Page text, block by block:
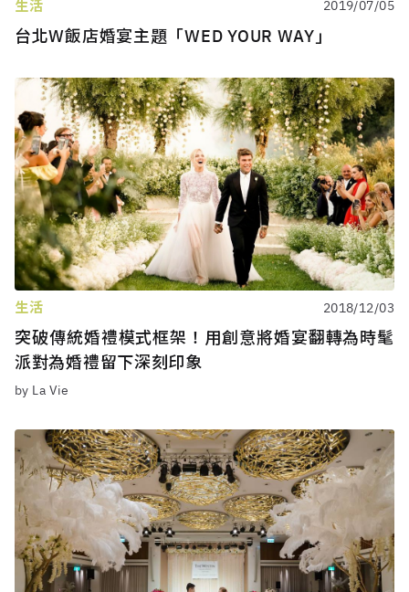
生活 2019/07/05
台北W飯店婚宴主題「WED YOUR WAY」
生活 2018/12/03
突破傳統婚禮模式框架！用創意將婚宴翻轉為時髦
派對為婚禮留下深刻印象
by La Vie